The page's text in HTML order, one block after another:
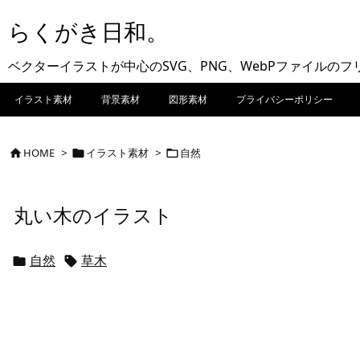
らくがき日和。
ベクターイラストが中心のSVG、PNG、WebPファイルのフ
イラスト素材 背景素材 図形素材 プライバシーポリシー
HOME > イラスト素材 > 自然
丸い木のイラスト
 自然  草木